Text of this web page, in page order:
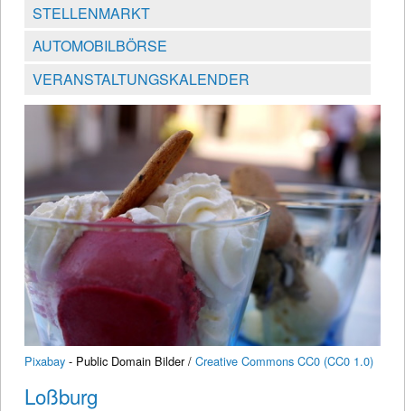
STELLENMARKT
AUTOMOBILBÖRSE
VERANSTALTUNGSKALENDER
Pixabay - Public Domain Bilder / Creative Commons CC0 (CC0 1.0)
Loßburg